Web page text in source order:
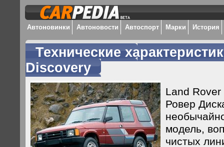
Автоновинки Автоновости Автоспорт Марки История
Технические
Discovery
Land
Ровер
модель,
чистых